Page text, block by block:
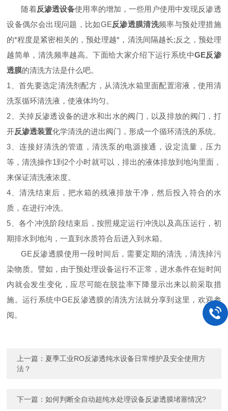
随着反渗透设备使用率的增加，一些用户使用中发现反渗透
设备偶尔会出现问题，比如GE反渗透膜清洗频率与预处理措施
的*程度是紧密相关的，预处理越*，清洗间隔越长;反之，预处理
越简单，清洗频率越高。下面给大家介绍下运行系统中GE反渗
透膜的清洗方法是什么吧。
1
、首先要选定清洗剂配方，从清洗水箱里面配置溶液，使用清
洗泵循环清洗液，使液体均匀。
2 、关掉反渗透设备的进水和出水的阀门，以及排放的阀门，打
开反渗透装置化学清洗的进出阀门，形成一个循环清洗的系统。
3 、连接好清洗的管道，清洗泵的电源接通，设定流量，压力
等，清洗操作1到 2个小时就可以，排出的液体排放到地沟里面，
来保证清洗液浓度。
4 、清洗结束后，把水箱的残液排放干净，然后投入符合的水
质，在进行冲洗。
5 、各个冲洗阶段结束后，按照规定运行冲洗以及高压运行，初
期排水到地沟，一直到水质符合后进入到水箱。
GE 反渗透膜使用一段时间后，需要定期的清洗，清洗掉污
染物质。譬如，由于预处理设备运行不正常，进水条件在短时间
内就会发生变化，应尽可能在脱盐率下降显示出来以前采取措
施。运行系统中GE反渗透膜的清洗方法就分享到这里，欢迎参
阅。
上一篇： 夏季工业RO反渗透纯水设备日常维护及安全使用方
法？
下一篇：如何判断全自动超纯水处理设备反渗透膜堵塞情况?